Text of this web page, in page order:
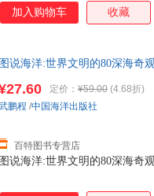
加入购物车 收藏
图说海洋:世界文明的80深海奇
图说海洋:世界文明的80深海奇
定价： ¥59.00 (4.68折)
百特图书专营店
鹏程 /中国海洋出版社